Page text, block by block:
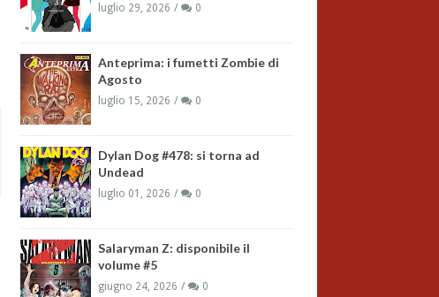
luglio 29, 2026 0
Anteprima: i fumetti Zombie di
Agosto
luglio 15, 2026 0
Dylan Dog #478: si torna ad
Undead
luglio 01, 2026 0
Salaryman Z: disponibile il
volume #5
giugno 24, 2026 0